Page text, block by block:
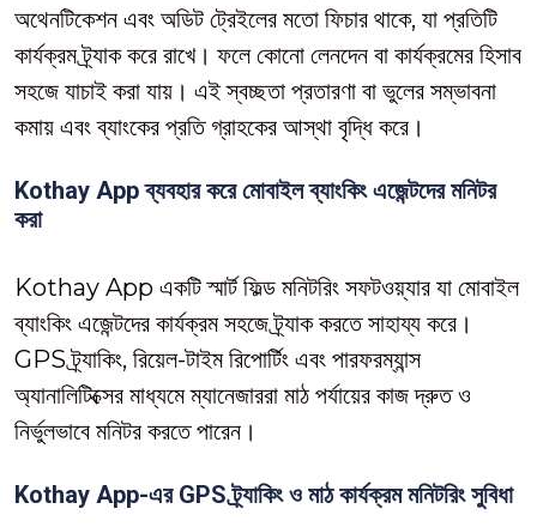
অথেনটিকেশন এবং অডিট ট্রেইলের মতো ফিচার থাকে, যা প্রতিটি
কার্যক্রম ট্র্যাক করে রাখে। ফলে কোনো লেনদেন বা কার্যক্রমের হিসাব
সহজে যাচাই করা যায়। এই স্বচ্ছতা প্রতারণা বা ভুলের সম্ভাবনা
কমায় এবং ব্যাংকের প্রতি গ্রাহকের আস্থা বৃদ্ধি করে।
Kothay App ব্যবহার করে মোবাইল ব্যাংকিং এজেন্টদের মনিটর
করা
Kothay App একটি স্মার্ট ফিল্ড মনিটরিং সফটওয়্যার যা মোবাইল
ব্যাংকিং এজেন্টদের কার্যক্রম সহজে ট্র্যাক করতে সাহায্য করে।
GPS ট্র্যাকিং, রিয়েল-টাইম রিপোর্টিং এবং পারফরম্যান্স
অ্যানালিটিক্সের মাধ্যমে ম্যানেজাররা মাঠ পর্যায়ের কাজ দ্রুত ও
নির্ভুলভাবে মনিটর করতে পারেন।
Kothay App-এর GPS ট্র্যাকিং ও মাঠ কার্যক্রম মনিটরিং সুবিধা